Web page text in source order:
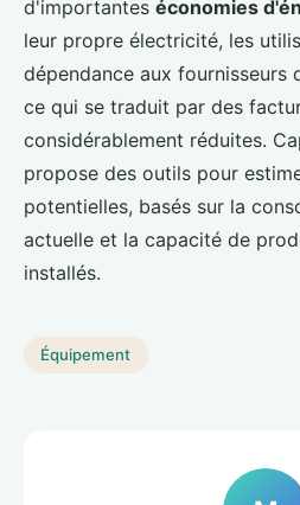
d'importantes économies
leur propre électricité, les
dépendance aux fournisseurs
ce qui se traduit par des
considérablement réduites.
propose des outils pour
potentielles, basés sur la
actuelle et la capacité de
installés.
Équipement